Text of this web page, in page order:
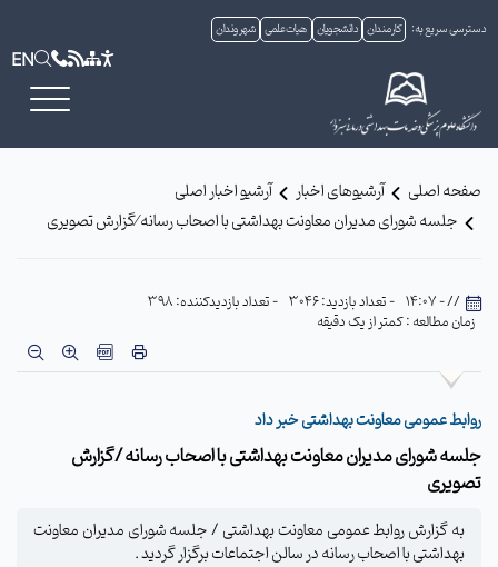
دسترسی سریع به: کارمندان دانشجویان هیات علمی شهروندان
EN
صفحه اصلی آرشیوهای اخبار
آرشیو اخبار اصلی
جلسه شورای مدیران معاونت بهداشتی با اصحاب رسانه ⁄گزارش تصویری
// - 14:07 - تعداد بازدید: 3046
- تعداد بازدیدکننده: 398
زمان مطالعه : کمتر از یک دقیقه
روابط عمومی معاونت بهداشتی خبر داد
جلسه شورای مدیران معاونت بهداشتی با اصحاب رسانه /گزارش
تصویری
به گزارش روابط عمومی معاونت بهداشتی / جلسه شورای مدیران معاونت
بهداشتی با اصحاب رسانه در سالن اجتماعات برگزار گردید .